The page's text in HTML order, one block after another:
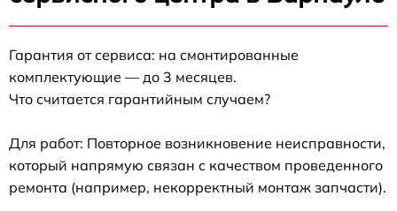
Гарантия от сервиса: на смонтированные
комплектующие — до 3 месяцев.
Что считается гарантийным случаем?
Для работ: Повторное возникновение неисправности,
который напрямую связан с качеством проведенного
ремонта (например, некорректный монтаж запчасти).